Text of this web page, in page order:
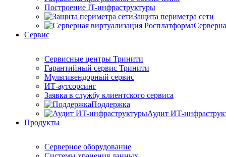
Построение IT-инфраструктуры
Защита периметра сети
Сервис
Сервисные центры Тринити
Гарантийный сервис Тринити
Мультивендорный сервис
ИТ-аутсорсинг
Заявка в службу клиентского сервиса
Поддержка
Аудит ИТ-
Продукты
Серверное оборудование